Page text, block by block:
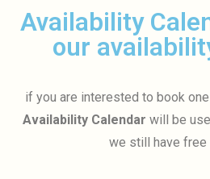
Availability
our
if you are interested to book
Availability Calendar will be
we still have free